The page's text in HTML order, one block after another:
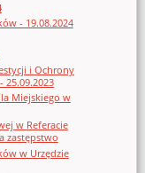
- 19.08.2024
i Ochrony
25.09.2023
Miejskiego w
w Referacie
zastępstwo
w Urzędzie